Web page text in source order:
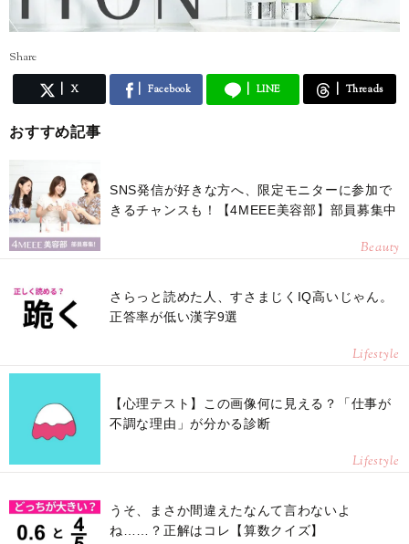
Share
X Facebook LINE Threads
おすすめ記事
SNS発信が好きな方へ、限定モニターに参加で
きるチャンスも！【4MEEE美容部】部員募集中
Beauty
さらっと読めた人、すさまじくIQ高いじゃん。
正答率が低い漢字9選
Lifestyle
【心理テスト】この画像何に見える？「仕事が
不調な理由」が分かる診断
Lifestyle
うそ、まさか間違えたなんて言わないよ
ね……？正解はコレ【算数クイズ】